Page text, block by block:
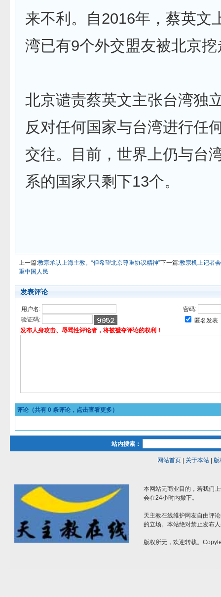
来不利。自2016年，蔡英文
湾已有9个外交盟友被北京挖
北京谴责蔡英文主张台湾独
反对任何国家与台湾进行任
交往。目前，世界上仍与台
系的国家只剩下13个。
上一篇:教宗承认上海主教。“但希望北京尊重协议精神”下一篇:教宗机上记者
重中国人民
发表评论
用户名:
密码:
验证码:
匿名发表
发布人身攻击、辱骂性评论者，将被褫夺评论的权利！
评论（共有 0 条评论，点击查看更多）
站内搜索：
网站首页| 关于本站| 版
本网站无商业目的，若我们
会在24小时内撤下。
天主教在线维护网友自由评
的立场。本站绝对禁止发布
版权所无，欢迎转载。